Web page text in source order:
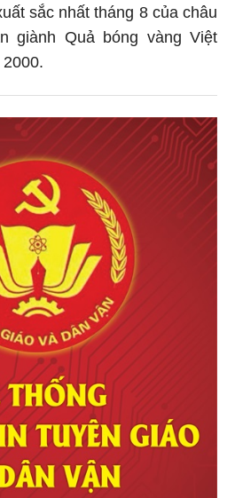
sắc nhất tháng 8 của châu
giành Quả bóng vàng Việt